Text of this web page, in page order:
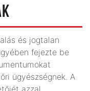
és jogtalan
fejezte be
ügyészségnek. A
azzal